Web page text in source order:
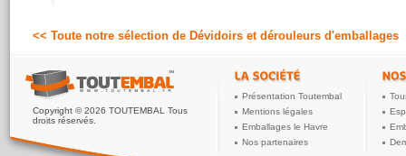
<< Toute notre sélection de Dévidoirs et dérouleurs d'emballages
Copyright © 2026 TOUTEMBAL Tous
droits réservés.
Présentation Toutembal
Mentions légales
Emballages le Havre
Nos partenaires